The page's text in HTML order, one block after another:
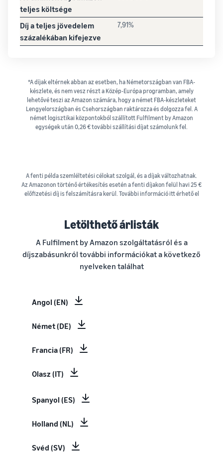
teljes költsége
Díj a teljes jövedelem
százalékában kifejezve
7,91%
*A díjak eltérnek abban az esetben, ha Németországban van FBA-
készlete, és nem vesz részt a Közép-Európa programban, amely
lehetővé teszi az Amazon számára, hogy a német FBA-készleteket
Lengyelországban és Csehországban raktározza és dolgozza fel. A
német logisztikai központokból szállított Fulfilment by Amazon
egységek után 0,26 € további szállítási díjat számolunk fel.
A fenti példa szemléltetési célokat szolgál, és a díjak változhatnak.
Az Amazonon történő értékesítés esetén a fenti díjakon felül havi 25 €
előfizetési díj is felszámításra kerül. További információ itt érhető el
Letölthető árlisták
A Fulfilment by Amazon szolgáltatásról és a
díjszabásunkról további információkat a következő
nyelveken találhat
Angol (EN)
Német (DE)
Francia (FR)
Olasz (IT)
Spanyol (ES)
Holland (NL)
Svéd (SV)